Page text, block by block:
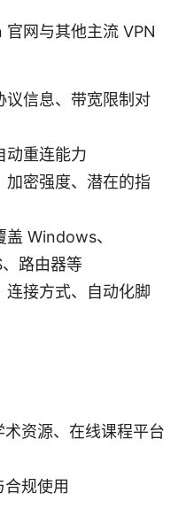
网与其他主流 VPN
议信息、带宽限制对
动重连能力
加密强度、潜在的指
Windows、
路由器等
连接方式、自动化脚
资源、在线课程平台
规使用